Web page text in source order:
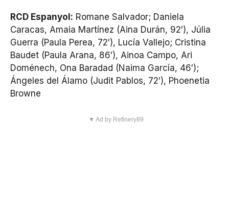
RCD Espanyol: Romane Salvador; Daniela
Caracas, Amaia Martínez (Aina Durán, 92′), Júlia
Guerra (Paula Perea, 72′), Lucía Vallejo; Cristina
Baudet (Paula Arana, 86′), Ainoa Campo, Ari
Doménech, Ona Baradad (Naima García, 46′);
Ángeles del Álamo (Judit Pablos, 72′), Phoenetia
Browne
▼ Ad by Refinery89